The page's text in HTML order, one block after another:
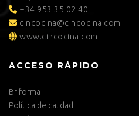
+34 953 35 02 40
cincocina@cincocina.com
www.cincocina.com
ACCESO RÁPIDO
Briforma
Política de calidad